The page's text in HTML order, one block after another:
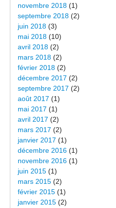
novembre 2018 (1)
septembre 2018 (2)
juin 2018 (3)
mai 2018 (10)
avril 2018 (2)
mars 2018 (2)
février 2018 (2)
décembre 2017 (2)
septembre 2017 (2)
août 2017 (1)
mai 2017 (1)
avril 2017 (2)
mars 2017 (2)
janvier 2017 (1)
décembre 2016 (1)
novembre 2016 (1)
juin 2015 (1)
mars 2015 (2)
février 2015 (1)
janvier 2015 (2)